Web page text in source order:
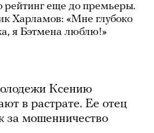
рейтинг еще до премьеры.
Харламов: «Мне глубоко
я Бэтмена люблю!»
Ксению
в растрате. Ее отец
за мошенничество